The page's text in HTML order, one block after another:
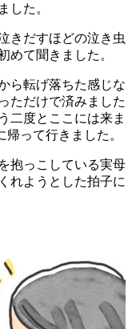
した。
きだすほどの泣き虫
めて聞きました。
ら転げ落ちた感じな
ただけで済みました
二度とここには来ま
って行きました。
抱っこしている実母
れようとした拍子に